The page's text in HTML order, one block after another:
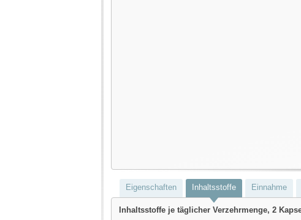
Eigenschaften Inhaltsstoffe Einnahme
Inhaltsstoffe je täglicher Verzehrmenge, 2